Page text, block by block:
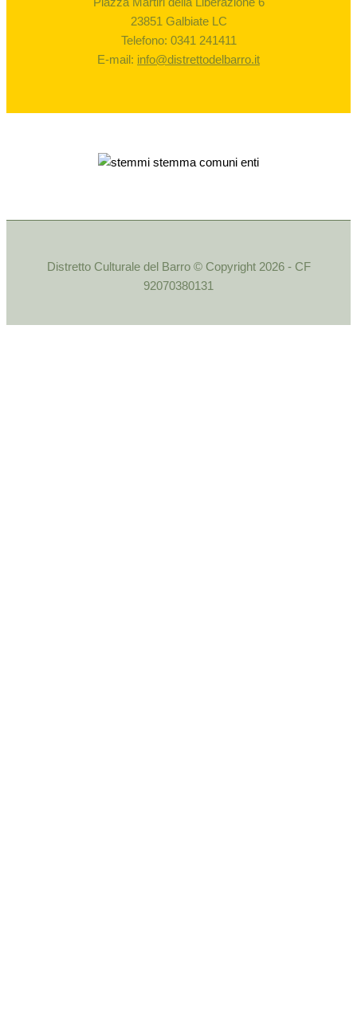
Piazza Martiri della Liberazione 6
23851 Galbiate LC
Telefono: 0341 241411
E-mail: info@distrettodelbarro.it
Distretto Culturale del Barro © Copyright 2026 - CF
92070380131